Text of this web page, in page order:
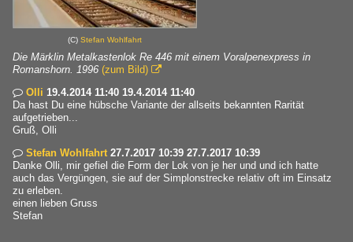
(C) Stefan Wohlfahrt
Die Märklin Metalkastenlok Re 446 mit einem Voralpenexpress in
Romanshorn. 1996 (zum Bild) 
 Olli 19.4.2014 11:40 19.4.2014 11:40
Da hast Du eine hübsche Variante der allseits bekannten Rarität
aufgetrieben...
Gruß, Olli
 Stefan Wohlfahrt 27.7.2017 10:39 27.7.2017 10:39
Danke Olli, mir gefiel die Form der Lok von je her und und ich hatte
auch das Vergüngen, sie auf der Simplonstrecke relativ oft im Einsatz
zu erleben.
einen lieben Gruss
Stefan